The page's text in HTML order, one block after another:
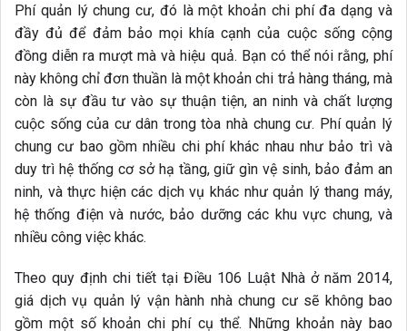
Phí quản lý chung cư, đó là một khoản chi phí đa dạng và
đầy đủ để đảm bảo mọi khía cạnh của cuộc sống cộng
đồng diễn ra mượt mà và hiệu quả. Bạn có thể nói rằng, phí
này không chỉ đơn thuần là một khoản chi trả hàng tháng, mà
còn là sự đầu tư vào sự thuận tiện, an ninh và chất lượng
cuộc sống của cư dân trong tòa nhà chung cư. Phí quản lý
chung cư bao gồm nhiều chi phí khác nhau như bảo trì và
duy trì hệ thống cơ sở hạ tầng, giữ gìn vệ sinh, bảo đảm an
ninh, và thực hiện các dịch vụ khác như quản lý thang máy,
hệ thống điện và nước, bảo dưỡng các khu vực chung, và
nhiều công việc khác.
Theo quy định chi tiết tại Điều 106 Luật Nhà ở năm 2014,
giá dịch vụ quản lý vận hành nhà chung cư sẽ không bao
gồm một số khoản chi phí cụ thể. Những khoản này bao